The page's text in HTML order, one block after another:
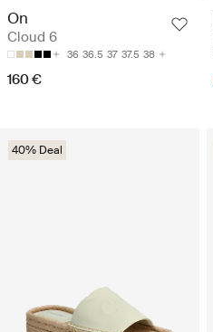
On
Cloud 6
36 36.5 37 37.5 38
160 €
40% Deal